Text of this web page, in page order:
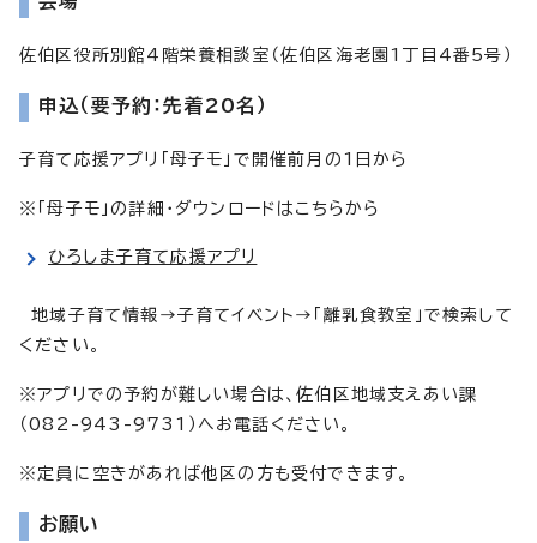
佐伯区役所別館4階栄養相談室（佐伯区海老園1丁目4番5号）
申込（要予約：先着20名）
子育て応援アプリ「母子モ」で開催前月の1日から
※「母子モ」の詳細・ダウンロードはこちらから
ひろしま子育て応援アプリ
地域子育て情報→子育てイベント→「離乳食教室」で検索して
ください。
※アプリでの予約が難しい場合は、佐伯区地域支えあい課
（082-943-9731）へお電話ください。
※定員に空きがあれば他区の方も受付できます。
お願い